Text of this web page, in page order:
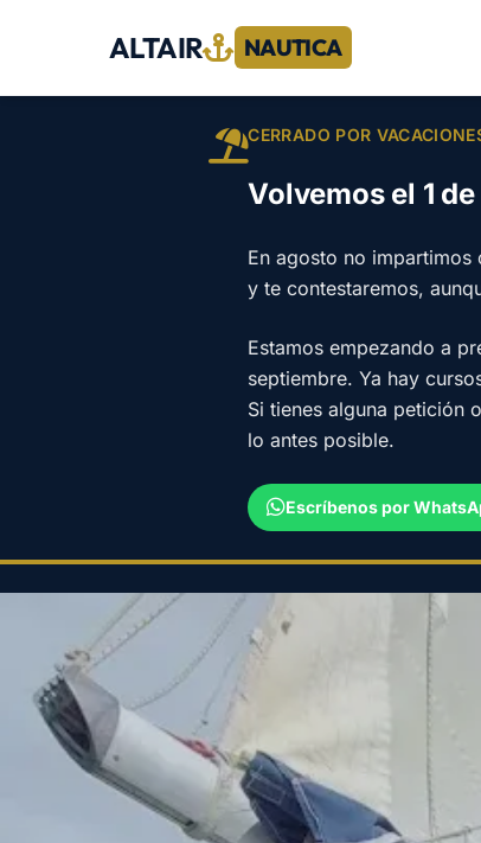
ALTAIR NAUTICA
CERRADO POR
Volvemos el 1
En agosto no impartimos
y te contestaremos,
Estamos empezando a
septiembre. Ya hay
Si tienes alguna petición
lo antes posible.
Escríbenos por